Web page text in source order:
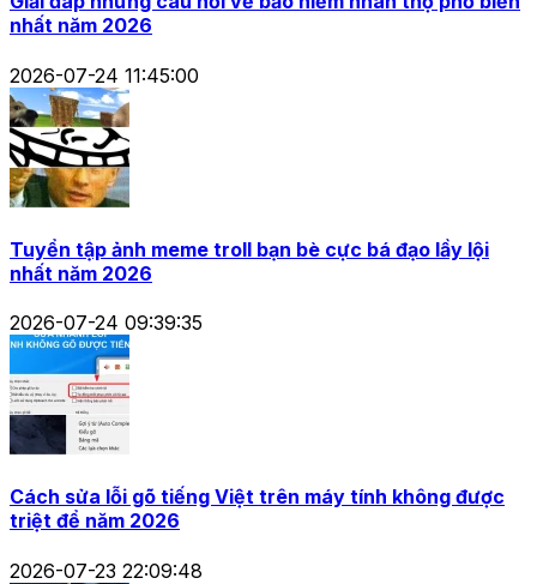
nhất năm 2026
2026-07-24 11:45:00
Tuyển tập ảnh meme troll bạn bè cực bá đạo lầy lội
nhất năm 2026
2026-07-24 09:39:35
Cách sửa lỗi gõ tiếng Việt trên máy tính không được
triệt để năm 2026
2026-07-23 22:09:48